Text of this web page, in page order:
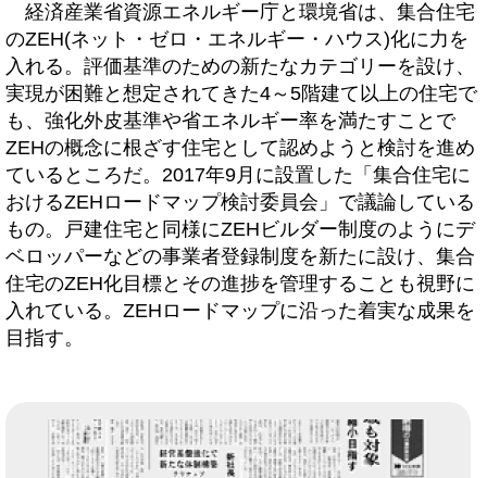
経済産業省資源エネルギー庁と環境省は、集合住宅
のZEH(ネット・ゼロ・エネルギー・ハウス)化に力を
入れる。評価基準のための新たなカテゴリーを設け、
実現が困難と想定されてきた4～5階建て以上の住宅で
も、強化外皮基準や省エネルギー率を満たすことで
ZEHの概念に根ざす住宅として認めようと検討を進め
ているところだ。2017年9月に設置した「集合住宅に
おけるZEHロードマップ検討委員会」で議論している
もの。戸建住宅と同様にZEHビルダー制度のようにデ
ベロッパーなどの事業者登録制度を新たに設け、集合
住宅のZEH化目標とその進捗を管理することも視野に
入れている。ZEHロードマップに沿った着実な成果を
目指す。